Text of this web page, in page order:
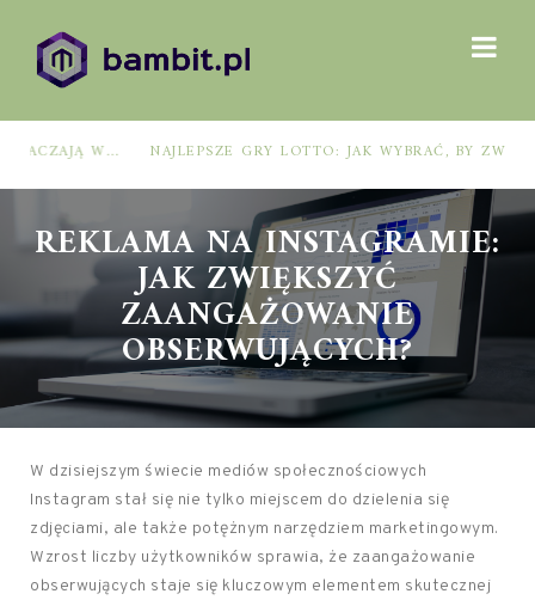
NAJLEPSZE GRY LOTTO: JAK WYBRAĆ, BY ZWIĘKSZYĆ SZANSE NA WYGRANĄ?
REKLAMA NA INSTAGRAMIE:
JAK ZWIĘKSZYĆ
ZAANGAŻOWANIE
OBSERWUJĄCYCH?
W dzisiejszym świecie mediów społecznościowych
Instagram stał się nie tylko miejscem do dzielenia się
zdjęciami, ale także potężnym narzędziem marketingowym.
Wzrost liczby użytkowników sprawia, że zaangażowanie
obserwujących staje się kluczowym elementem skutecznej